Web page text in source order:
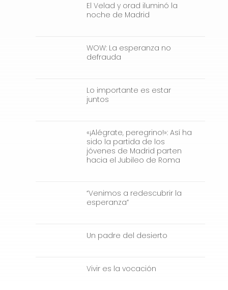
El Velad y orad iluminó la
noche de Madrid
WOW: La esperanza no
defrauda
Lo importante es estar
juntos
«¡Alégrate, peregrino!»: Así ha
sido la partida de los
jóvenes de Madrid parten
hacia el Jubileo de Roma
“Venimos a redescubrir la
esperanza”
Un padre del desierto
Vivir es la vocación